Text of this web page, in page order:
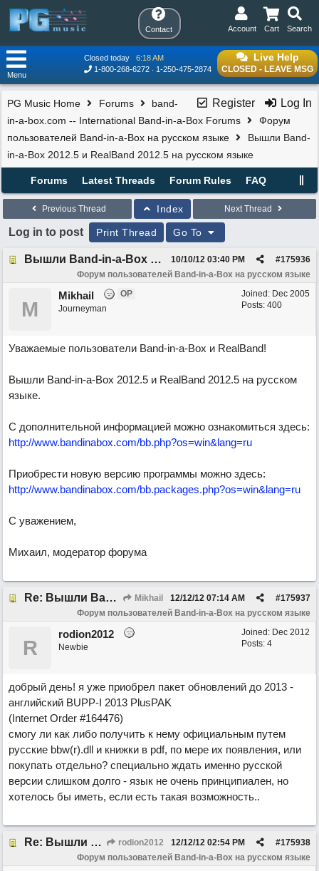
Contact Search
Cart
Account
Live Help
CLOSED - LEAVE MSG
Closed today
6:18 AM
1-800-268-6272
1-250-475-2874
Menu
Register Log In
PG Music Home Forums
band-
in-a-box.com -- International Band-in-a-Box Forums
Форум
пользователей Band-in-a-Box на русском языке
Вышли Band-
in-a-Box 2012.5 и RealBand 2012.5 на русском языке
Forums Latest Threads Forum Rules FAQ
Previous Thread Index Next Thread
Log in to post Print Thread Go To
Вышли Band-in-a-Box 2012.5 и RealBand 2012.5 на русском языке #175936
10/10/12 03:40 PM
Форум пользователей Band-in-a-Box на русском языке
Joined: Dec 2005
Posts: 400
M
Mikhail
OP
Journeyman
Уважаемые пользователи Band-in-a-Box и RealBand!
Вышли Band-in-a-Box 2012.5 и RealBand 2012.5 на русском
языке.
С дополнительной информацией можно ознакомиться здесь:
http://www.bandinabox.com/bb.php?os=win&lang=ru
Приобрести новую версию программы можно здесь:
http://www.bandinabox.com/bb.packages.php?os=win&lang=ru
С уважением,
Михаил, модератор форума
Re: Вышли Band-in-a-Box 2012.5 и RealBand 2012.5 на русском языке Mikhail #175937
12/12/12 07:14 AM
Форум пользователей Band-in-a-Box на русском языке
Joined: Dec 2012
Posts: 4
R
rodion2012
Newbie
добрый день! я уже приобрел пакет обновлений до 2013 -
английский BUPP-I 2013 PlusPAK
(Internet Order #164476)
смогу ли как либо получить к нему официальным путем
русские bbw(r).dll и книжки в pdf, по мере их появления, или
покупать отдельно? специально ждать именно русской
версии слишком долго - язык не очень принципиален, но
хотелось бы иметь, если есть такая возможность..
Re: Вышли Band-in-a-Box 2012.5 и RealBand 2012.5 на русском языке rodion2012 #175938
12/12/12 02:54 PM
Форум пользователей Band-in-a-Box на русском языке